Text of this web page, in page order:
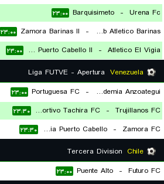
Urena Fc
-
Barquisimeto ۲۳:۰۰
Club Atletico Barinas
-
Zamora Barinas II ۲۳:۰۰
Atletico El Vigia
-
Academia Puerto Cabello II ۲۳:۰۰
Venezuela
Academia Anzoategui
-
Portuguesa FC ۲۳:۰۰
Trujillanos FC
-
Deportivo Tachira FC ۲۳:۳۰
Zamora FC
-
Academia Puerto Cabello ۲۳:۳۰
Chile
Futuro FC
-
Puente Alto ۲۳:۰۰